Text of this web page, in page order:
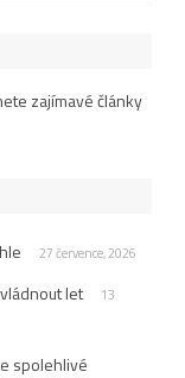
zajímavé články
27 července, 2026
let
13
spolehlivé